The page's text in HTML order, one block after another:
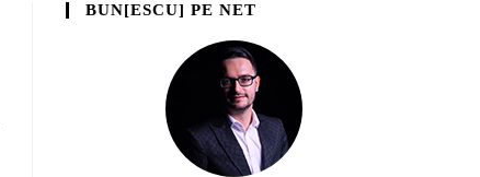
BUN[ESCU] PE NET